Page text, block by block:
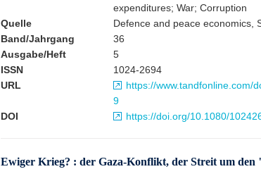
expenditures; War; Corruption
Quelle
Defence and peace economics,
Band/Jahrgang
36
Ausgabe/Heft
5
ISSN
1024-2694
URL
https://www.tandfonline.com/
9
DOI
https://doi.org/10.1080/
Ewiger Krieg? : der Gaza-Konflikt, der Streit um